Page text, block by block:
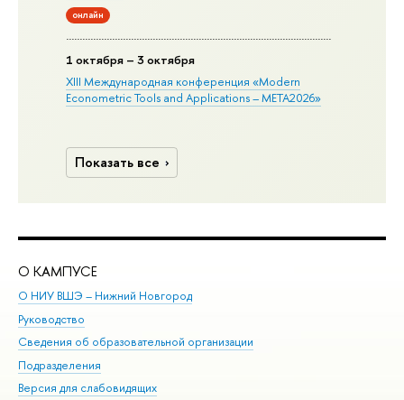
онлайн
1 октября – 3 октября
XIII Международная конференция «Modern
Econometric Tools and Applications – META2026»
Показать все
О КАМПУСЕ
О НИУ ВШЭ – Нижний Новгород
Руководство
Сведения об образовательной организации
Подразделения
Версия для слабовидящих